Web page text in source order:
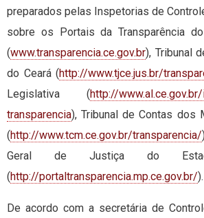
preparados pelas Inspetorias de
sobre os Portais da Transparência
(www.transparencia.ce.gov.br), Tribunal
do Ceará (http://www.tjce.jus.br/
Legislativa (http://www.al.ce.gov.br/
transparencia), Tribunal de Contas dos
(http://www.tcm.ce.gov.br/transparencia/
Geral de Justiça do
(http://portaltransparencia.mp.ce.gov.br/).
De acordo com a secretária de